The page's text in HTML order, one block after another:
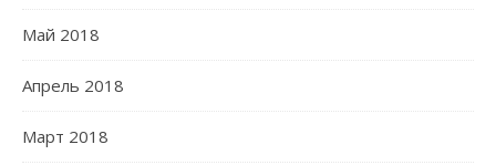
Май 2018
Апрель 2018
Март 2018